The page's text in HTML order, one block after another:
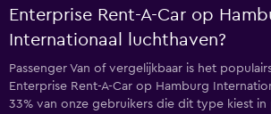
Enterprise Rent-A-Car op
Internationaal luchthaven?
Passenger Van of vergelijkbaar is het
Enterprise Rent-A-Car op Hamburg
33% van onze gebruikers die dit type kiest in